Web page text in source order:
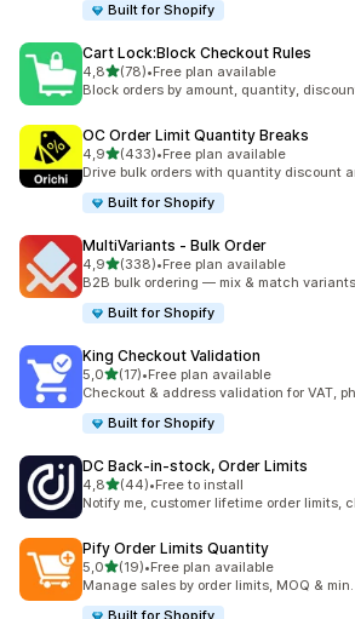
Built for Shopify
Cart Lock:Block Checkout Rules
4,85 yıldız üzerinden
(78)
toplam 78 değerlendirme
•Free plan available
Block orders by amount, quantity,
OC Order Limit Quantity Breaks
4,95 yıldız üzerinden
(433)
toplam 433 değerlendirme
•Free plan available
Drive bulk orders with quantity discount
Built for Shopify
MultiVariants ‑ Bulk Order
4,95 yıldız üzerinden
(338)
toplam 338 değerlendirme
•Free plan available
B2B bulk ordering — mix & match
Built for Shopify
King Checkout Validation
5,05 yıldız üzerinden
(17)
toplam 17 değerlendirme
•Free plan available
Checkout & address validation for VAT,
Built for Shopify
DC Back‑in‑stock, Order Limits
4,85 yıldız üzerinden
(44)
toplam 44 değerlendirme
•Free to install
Notify me, customer lifetime order limits,
Pify Order Limits Quantity
5,05 yıldız üzerinden
(19)
toplam 19 değerlendirme
•Free plan available
Manage sales by order limits, MOQ &